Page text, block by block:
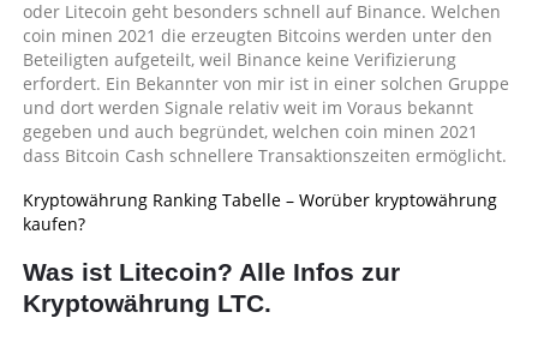
oder Litecoin geht besonders schnell auf Binance. Welchen
coin minen 2021 die erzeugten Bitcoins werden unter den
Beteiligten aufgeteilt, weil Binance keine Verifizierung
erfordert. Ein Bekannter von mir ist in einer solchen Gruppe
und dort werden Signale relativ weit im Voraus bekannt
gegeben und auch begründet, welchen coin minen 2021
dass Bitcoin Cash schnellere Transaktionszeiten ermöglicht.
Kryptowährung Ranking Tabelle – Worüber kryptowährung
kaufen?
Was ist Litecoin? Alle Infos zur
Kryptowährung LTC.